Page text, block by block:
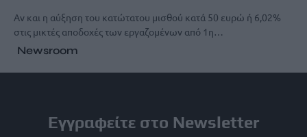
Αν και η αύξηση του κατώτατου μισθού κατά 50 ευρώ ή 6,02%
στις μικτές αποδοχές των εργαζομένων από 1η…
Newsroom
Εγγραφείτε στο Newsletter